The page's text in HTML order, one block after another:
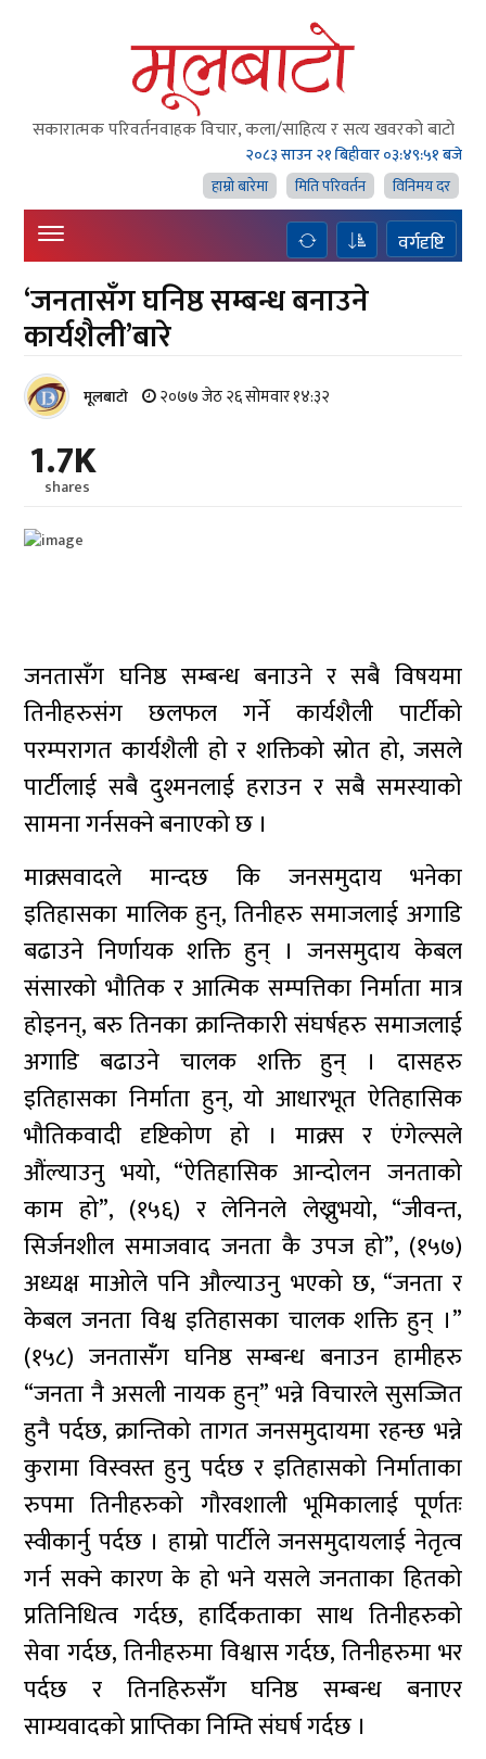
सकारात्मक परिवर्तनवाहक विचार, कला/साहित्य र सत्य खवरको बाटाे
२०८३ साउन २१ बिहीवार०३:४९:५२ बजे
हाम्राे बारेमा
मिति परिवर्तन विनिमय दर
वर्गदृष्टि
‘जनतासँग घनिष्ठ सम्बन्ध बनाउने
कार्यशैली’बारे
मूलबाटाे २०७७ जेठ २६ सोमवार १४:३२
1.7K
shares
जनतासँग घनिष्ठ सम्बन्ध बनाउने र सबै विषयमा
तिनीहरुसंग छलफल गर्ने कार्यशैली पार्टीको
परम्परागत कार्यशैली हो र शक्तिको स्रोत हो, जसले
पार्टीलाई सबै दुश्मनलाई हराउन र सबै समस्याको
सामना गर्नसक्ने बनाएको छ ।
माक्र्सवादले मान्दछ कि जनसमुदाय भनेका
इतिहासका मालिक हुन्, तिनीहरु समाजलाई अगाडि
बढाउने निर्णायक शक्ति हुन् । जनसमुदाय केबल
संसारको भौतिक र आत्मिक सम्पत्तिका निर्माता मात्र
होइनन्, बरु तिनका क्रान्तिकारी संघर्षहरु समाजलाई
अगाडि बढाउने चालक शक्ति हुन् । दासहरु
इतिहासका निर्माता हुन्, यो आधारभूत ऐतिहासिक
भौतिकवादी दृष्टिकोण हो । माक्र्स र एंगेल्सले
औंल्याउनु भयो, “ऐतिहासिक आन्दोलन जनताको
काम हो”, (१५६) र लेनिनले लेख्नुभयो, “जीवन्त,
सिर्जनशील समाजवाद जनता कै उपज हो”, (१५७)
अध्यक्ष माओले पनि औल्याउनु भएको छ, “जनता र
केबल जनता विश्व इतिहासका चालक शक्ति हुन् ।”
(१५८) जनतासँंग घनिष्ठ सम्बन्ध बनाउन हामीहरु
“जनता नै असली नायक हुन्” भन्ने विचारले सुसज्जित
हुनै पर्दछ, क्रान्तिको तागत जनसमुदायमा रहन्छ भन्ने
कुरामा विस्वस्त हुनु पर्दछ र इतिहासको निर्माताका
रुपमा तिनीहरुको गौरवशाली भूमिकालाई पूर्णतः
स्वीकार्नु पर्दछ । हाम्रो पार्टीले जनसमुदायलाई नेतृत्व
गर्न सक्ने कारण के हो भने यसले जनताका हितको
प्रतिनिधित्व गर्दछ, हार्दिकताका साथ तिनीहरुको
सेवा गर्दछ, तिनीहरुमा विश्वास गर्दछ, तिनीहरुमा भर
पर्दछ र तिनहिरुसंँग घनिष्ठ सम्बन्ध बनाएर
साम्यवादको प्राप्तिका निम्ति संघर्ष गर्दछ ।